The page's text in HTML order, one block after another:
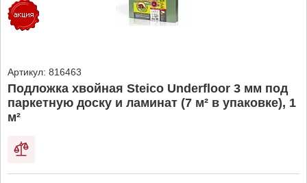
Артикул: 816463
Подложка хвойная Steico Underfloor 3 мм под
паркетную доску и ламинат (7 м² в упаковке), 1
м²